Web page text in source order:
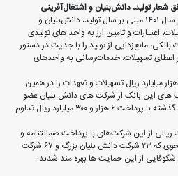
تولید، دانش‌بنیان و اشتغال‌آفرینی
بانک صادرات ایران در راستای شعار سال ١٤٠١ مبنی بر سال تولید، دانش‌بنیان و
اعتبارات و تامین ارز به واحد های تولیدی
مانع‌زدایی از تولید را با جدیت در دستور
اعطای تسهیلات، خدمات‌رسانی به واحدهای
این بانک در سال ١٤٠٠ بیش از ٨٥ هزار میلیارد ریال تسهیلات و تعهدات را در همین
های این بانک از شرکت های دانش بنیان عضو
صندوق نوآوری و شکوفایی در سال گذشته با پرداخت ٦ هزار و ٣٠٠ میلیارد ریال تداوم
ریالی از این شرکت‌های با پرداخت ضمانتنامه و
اعتبارات اسنادی حمایت نمود، به نحوی که ٢٣ شرکت دانش بنیان بزرگ و ٦٧ شرکت
از این حمایت ها بهره مند شدند.